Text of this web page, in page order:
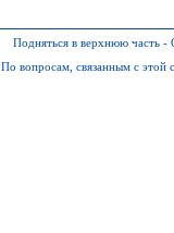
Подняться в верхнюю часть -
По вопросам, связанным с этой